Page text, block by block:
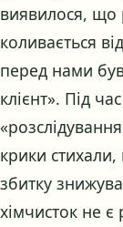
виявилося, що
коливається
перед нами
клієнт». Під
крики стихали,
збитку
хімчисток не є